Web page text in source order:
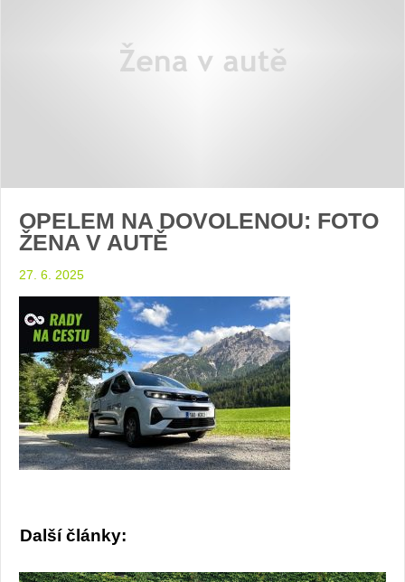
OPELEM NA DOVOLENOU: FOTO
ŽENA V AUTĚ
27. 6. 2025
Další články: